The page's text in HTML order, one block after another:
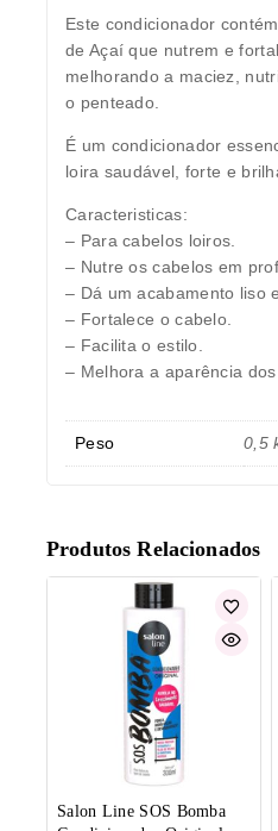
Este condicionador
de Açaí que nutrem e
melhorando a maciez,
o penteado.
É um condicionador
loira saudável, forte e
Caracteristicas:
– Para cabelos loiros.
– Nutre os cabelos em
– Dá um acabamento liso
– Fortalece o cabelo.
– Facilita o estilo.
– Melhora a aparência
Peso 0,5
Produtos Relacionados
Salon Line SOS Bomba